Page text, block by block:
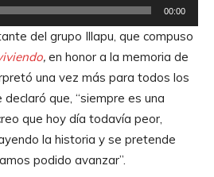
00:00
del grupo Illapu, que compuso
, en honor a la memoria de
una vez más para todos los
que, “siempre es una
que hoy día todavía peor,
la historia y se pretende
podido avanzar”.